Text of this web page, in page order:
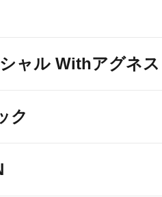
ャル Withアグネ
ク